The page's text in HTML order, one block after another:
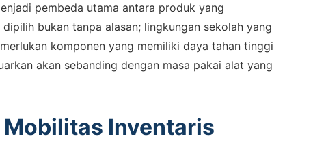
pembeda utama antara produk yang
bukan tanpa alasan; lingkungan sekolah yang
komponen yang memiliki daya tahan tinggi
akan sebanding dengan masa pakai alat yang
Inventaris
Tim Sales